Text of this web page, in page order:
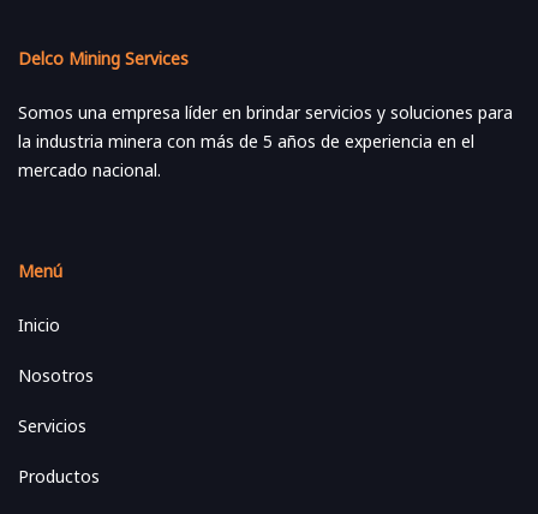
Delco Mining Services
Somos una empresa líder en brindar servicios y soluciones para
la industria minera con más de 5 años de experiencia en el
mercado nacional.
Menú
Inicio
Nosotros
Servicios
Productos